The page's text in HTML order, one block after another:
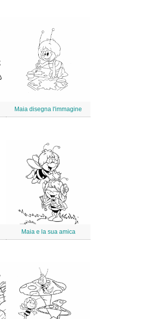
Maia disegna l'immagine
Maia e la sua amica